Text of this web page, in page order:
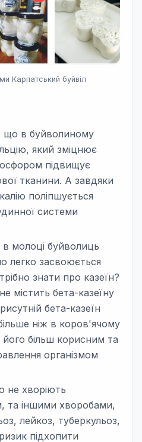
Карпатський буйвіл
що в буйволиному
який зміцнює
підвищує
тканини. А завдяки
поліпшується
системи
в молоці буйволиць
легко засвоюється
знати про казеїн?
містить бета-казеїну
бета-казеїн
ніж в коров'ячому
більш корисним та
організмом
не хворіють
та іншими хворобами,
лейкоз, туберкульоз,
підхопити